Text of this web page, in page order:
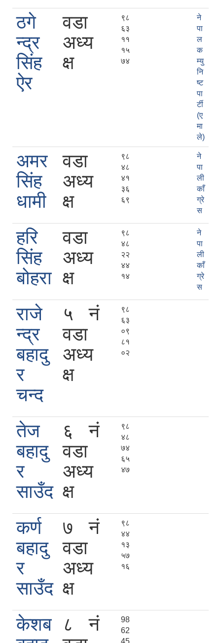
ठगे
न्द्र
सिंह
ऐर
वडा
अध्य
क्ष
९८
६३
११
१५
७४
ने
पा
ल
क
म्यु
नि
ष्ट
पा
र्टी
(ए
मा
ले)
अमर
सिंह
धामी
वडा
अध्य
क्ष
९८
४८
४१
३६
६९
ने
पा
ली
काँ
ग्रे
स
हरि
सिंह
बोहरा
वडा
अध्य
क्ष
९८
४८
२२
४४
१४
ने
पा
ली
काँ
ग्रे
स
राजे
न्द्र
बहादु
र
चन्द
५ नं
वडा
अध्य
क्ष
९८
६३
०९
८१
०२
तेज
बहादु
र
साउँद
६ नं
वडा
अध्य
क्ष
९८
४८
७४
६५
४७
कर्ण
बहादु
र
साउँद
७ नं
वडा
अध्य
क्ष
९८
४४
१३
५७
१६
केशब
८ नं
98
62
45